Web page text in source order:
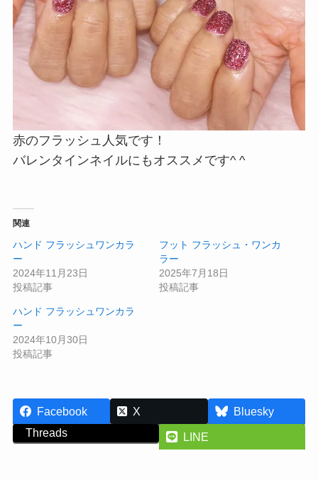
赤のフラッシュ人気です！
バレンタインネイルにもオススメです^ ^
関連
ハンド フラッシュワンカラ
ー
2024年11月23日
投稿記事
フット フラッシュ・ワンカ
ラー
2025年7月18日
投稿記事
ハンド フラッシュワンカラ
ー
2024年10月30日
投稿記事
Facebook X
Bluesky
Threads
LINE